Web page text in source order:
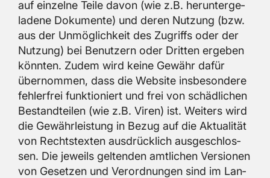
auf ein­zel­ne Teile davon (wie z.B. her­un­ter­ge­
la­de­ne Do­ku­men­te) und deren Nut­zung (bzw.
aus der Un­mög­lich­keit des Zu­griffs oder der
Nut­zung) bei Be­nut­zern oder Drit­ten er­ge­ben
könn­ten. Zudem wird keine Ge­währ dafür
über­nom­men, dass die Web­site ins­be­son­de­re
feh­ler­frei funk­tio­niert und frei von schäd­li­chen
Be­stand­tei­len (wie z.B. Viren) ist. Wei­ters wird
die Ge­währ­leis­tung in Bezug auf die Ak­tua­li­tät
von Rechts­tex­ten aus­drück­lich aus­ge­schlos­
sen. Die je­weils gel­ten­den amt­li­chen Ver­sio­nen
von Ge­set­zen und Ver­ord­nun­gen sind im Lan­